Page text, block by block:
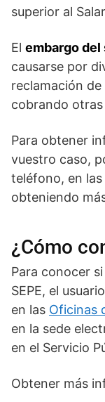
superior al
El embargo
causarse por
reclamación
cobrando
Para obtener
vuestro caso,
teléfono, en
obteniendo
¿Cómo
Para conocer
SEPE, el
en las Oficinas
en la sede
en el Servicio
Obtener más